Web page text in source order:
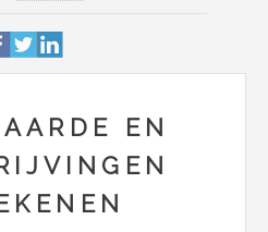
Verzekeringen
Boekhoudkundige
berekeningen
EN